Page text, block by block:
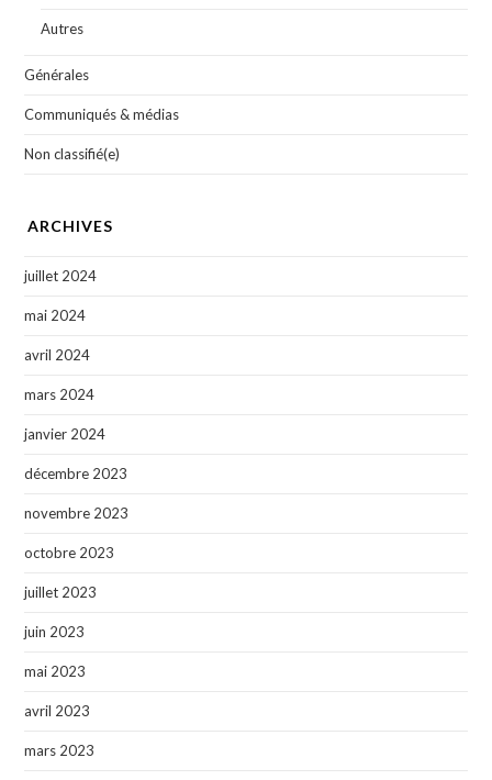
Autres
Générales
Communiqués & médias
Non classifié(e)
ARCHIVES
juillet 2024
mai 2024
avril 2024
mars 2024
janvier 2024
décembre 2023
novembre 2023
octobre 2023
juillet 2023
juin 2023
mai 2023
avril 2023
mars 2023